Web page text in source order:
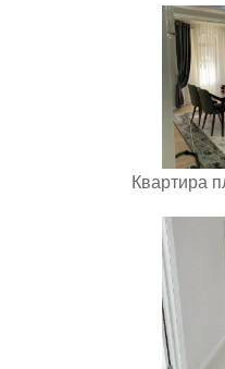
Квартира